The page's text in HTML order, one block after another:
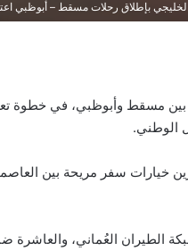
بإطلاق رحلات مسقط – أبوظبي اعتباراً من
مسقط وأبوظبي، في خطوة
الوطني.
خيارات سفر مريحة بين
الطيران العُماني،